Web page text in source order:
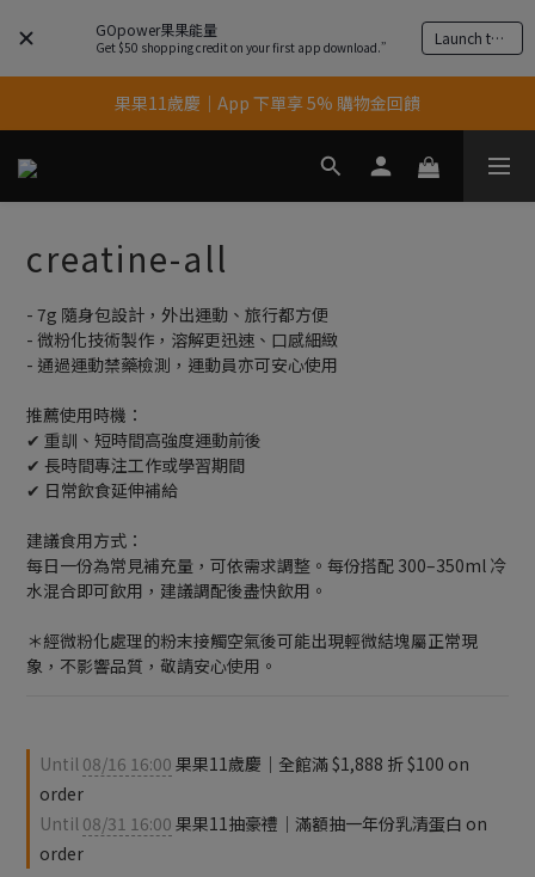
GOpower果果能量
Get $50 shopping credit on your first app download.” Launch the app
果果11歲慶｜App 下單享 5% 購物金回饋
果果11歲慶｜App 下單享 5% 購物金回饋
結帳輸入優惠代碼【gopower】享全單95折優惠！
果果11歲慶｜App 下單享 5% 購物金回饋
creatine-all
- 7g 隨身包設計，外出運動、旅行都方便
- 微粉化技術製作，溶解更迅速、口感細緻
- 通過運動禁藥檢測，運動員亦可安心使用
推薦使用時機：
✔︎ 重訓、短時間高強度運動前後
✔︎ 長時間專注工作或學習期間
✔︎ 日常飲食延伸補給
建議食用方式：
每日一份為常見補充量，可依需求調整。每份搭配 300–350ml 冷
水混合即可飲用，建議調配後盡快飲用。
＊經微粉化處理的粉末接觸空氣後可能出現輕微結塊屬正常現
象，不影響品質，敬請安心使用。
Until 08/16 16:00 果果11歲慶｜全館滿 $1,888 折 $100 on
order
Until 08/31 16:00 果果11抽豪禮｜滿額抽一年份乳清蛋白 on
order